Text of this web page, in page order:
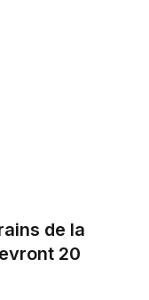
de la
20